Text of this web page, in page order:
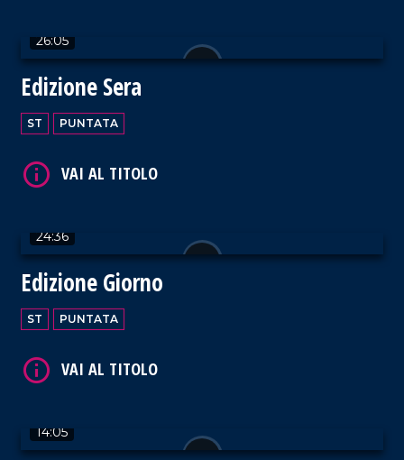
26:05
Edizione Sera
ST PUNTATA
24:36
Edizione Giorno
ST PUNTATA
VAI AL TITOLO
14:05